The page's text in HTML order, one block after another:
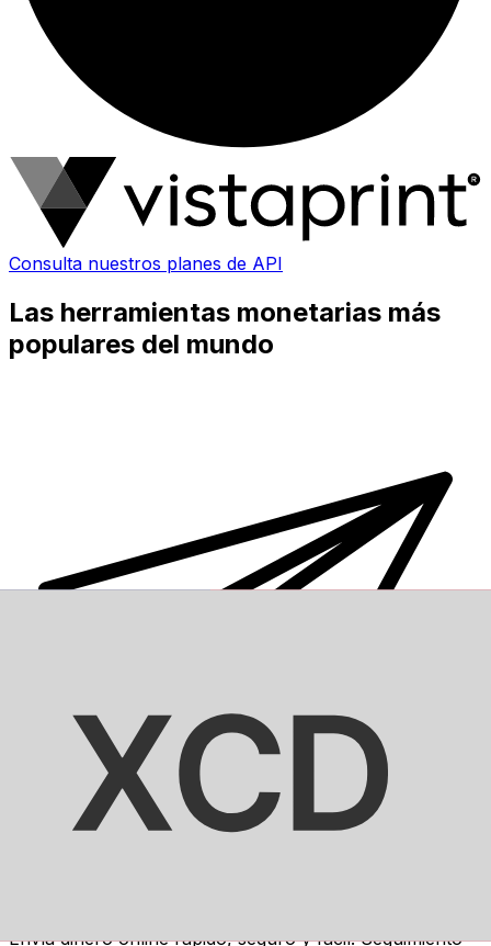
Consulta nuestros planes de API
Las herramientas monetarias más
populares del mundo
Envía dinero online rápido, seguro y fácil. Seguimiento